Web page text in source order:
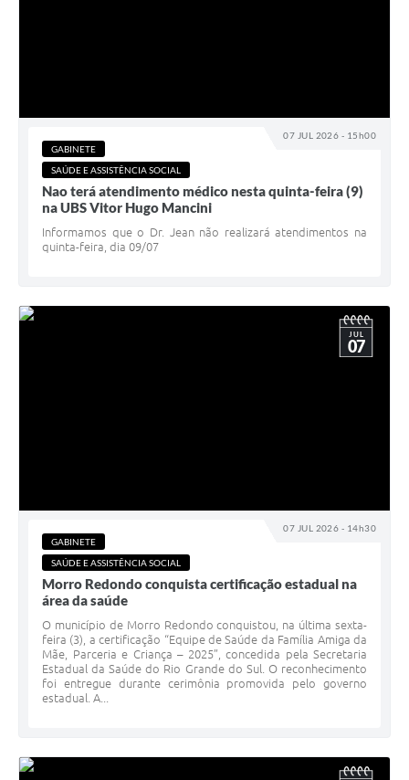
07 JUL 2026 - 15h00
GABINETE
SAÚDE E ASSISTÊNCIA SOCIAL
Nao terá atendimento médico nesta quinta-feira (9)
na UBS Vitor Hugo Mancini
Informamos que o Dr. Jean não realizará atendimentos na
quinta-feira, dia 09/07
07 JUL 2026 - 14h30
JUL
07
GABINETE
SAÚDE E ASSISTÊNCIA SOCIAL
Morro Redondo conquista certificação estadual na
área da saúde
O município de Morro Redondo conquistou, na última sexta-
feira (3), a certificação “Equipe de Saúde da Família Amiga da
Mãe, Parceria e Criança – 2025”, concedida pela Secretaria
Estadual da Saúde do Rio Grande do Sul. O reconhecimento
foi entregue durante cerimônia promovida pelo governo
estadual. A...